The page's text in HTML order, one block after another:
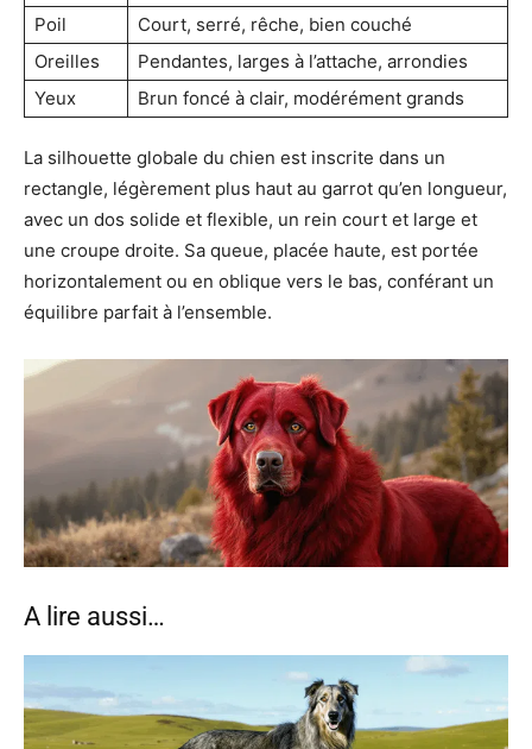
Poil
Court, serré, rêche, bien couché
Oreilles
Pendantes, larges à l’attache, arrondies
Yeux
Brun foncé à clair, modérément grands
La silhouette globale du chien est inscrite dans un
rectangle, légèrement plus haut au garrot qu’en longueur,
avec un dos solide et flexible, un rein court et large et
une croupe droite. Sa queue, placée haute, est portée
horizontalement ou en oblique vers le bas, conférant un
équilibre parfait à l’ensemble.
A lire aussi…